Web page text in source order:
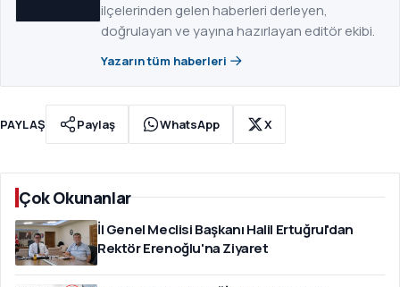
ilçelerinden gelen haberleri derleyen,
doğrulayan ve yayına hazırlayan editör ekibi.
Yazarın tüm haberleri
PAYLAŞ Paylaş WhatsApp X
Çok Okunanlar
İl Genel Meclisi Başkanı Halil Ertuğrul'dan
Rektör Erenoğlu'na Ziyaret